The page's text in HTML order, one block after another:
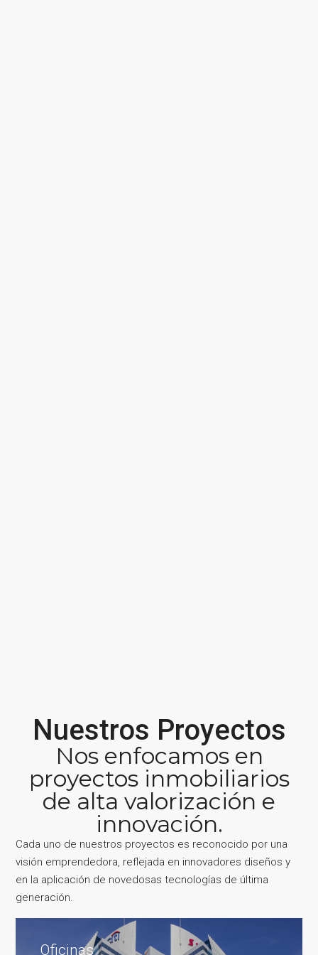
Nuestros Proyectos
Nos enfocamos en
proyectos inmobiliarios
de alta valorización e
innovación.
Cada uno de nuestros proyectos es reconocido por una
visión emprendedora, reflejada en innovadores diseños y
en la aplicación de novedosas tecnologías de última
generación.
Oficinas
Oficinas